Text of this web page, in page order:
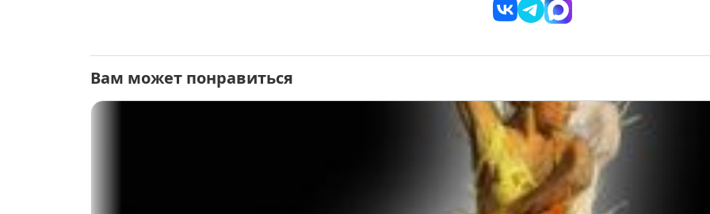
Вам может понравиться